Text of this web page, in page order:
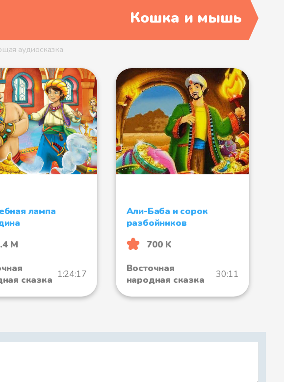
Кошка и мышь
аудиосказка
лампа
М
сказка 1:24:17
Али-Баба и сорок
разбойников
700 K
Восточная
народная сказка
30:11